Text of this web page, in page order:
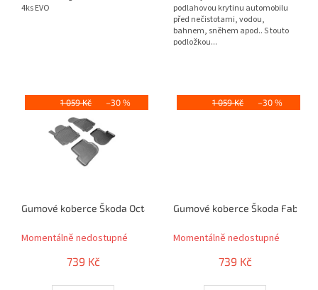
4ks EVO
podlahovou krytinu automobilu
před nečistotami, vodou,
bahnem, sněhem apod.. S touto
podložkou...
1 059 Kč –30 %
Gumové koberce Škoda Octavia II (A5) (2004-2013)
Momentálně nedostupné
739 Kč
1 059 Kč –30 %
Gumové koberce Škoda Fabia II
Momentálně nedostupné
739 Kč